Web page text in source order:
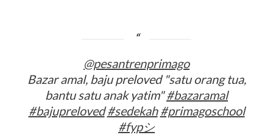
@pesantrenprimago
Bazar amal, baju preloved "satu orang tua,
bantu satu anak yatim"#bazaramal
#bajupreloved #sedekah #primagoschool
#fypシ